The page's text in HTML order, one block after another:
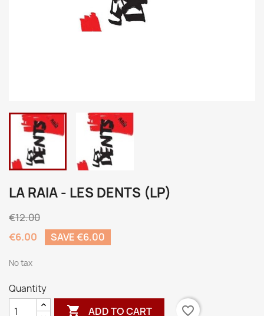
LA RAIA - LES DENTS (LP)
€12.00
€6.00
SAVE €6.00
No tax
Quantity
 ADD TO CART favorite_border